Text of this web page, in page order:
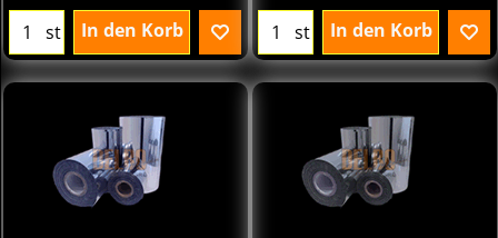
st In den Korb st In den Korb